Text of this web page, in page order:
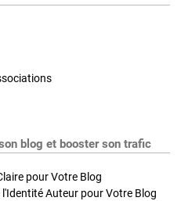
blog et booster son trafic
pour Votre Blog
Auteur pour Votre Blog